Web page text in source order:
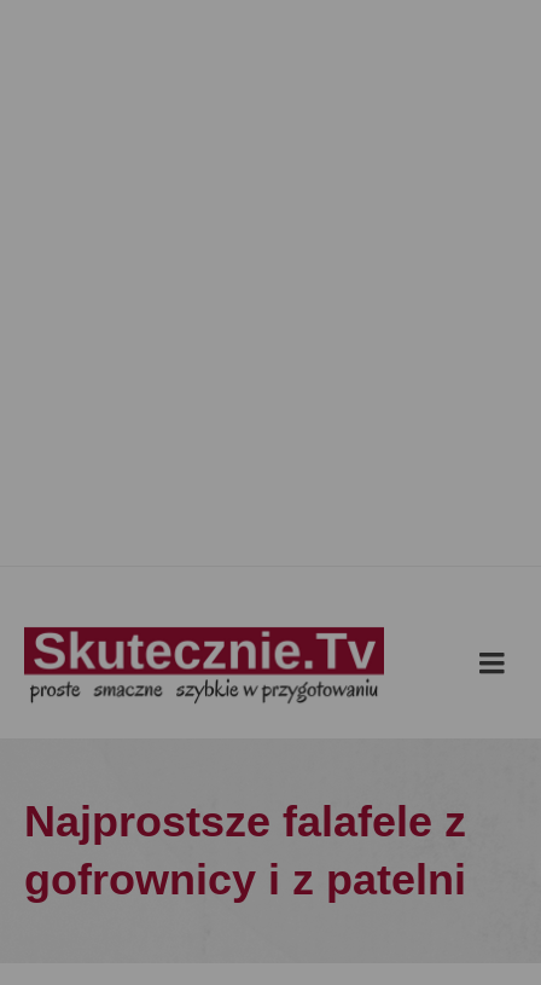
Najprostsze falafele z
gofrownicy i z patelni